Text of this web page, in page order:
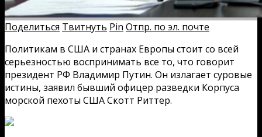
Поделиться Твитнуть Pin Отпр. по эл. почте
Политикам в США и странах Европы стоит со всей
серьезностью воспринимать все то, что говорит
президент РФ Владимир Путин. Он излагает суровые
истины, заявил бывший офицер разведки Корпуса
морской пехоты США Скотт Риттер.